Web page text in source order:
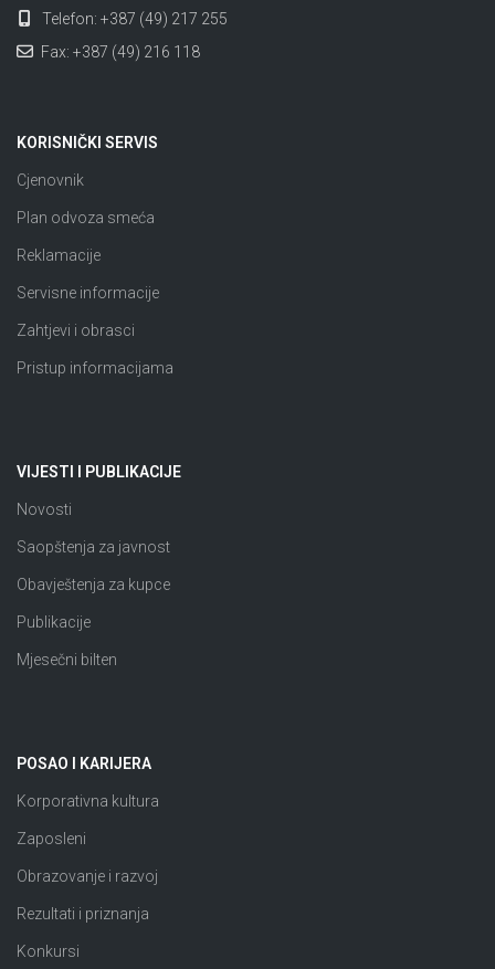
Telefon: +387 (49) 217 255
Fax: +387 (49) 216 118
KORISNIČKI SERVIS
Cjenovnik
Plan odvoza smeća
Reklamacije
Servisne informacije
Zahtjevi i obrasci
Pristup informacijama
VIJESTI I PUBLIKACIJE
Novosti
Saopštenja za javnost
Obavještenja za kupce
Publikacije
Mjesečni bilten
POSAO I KARIJERA
Korporativna kultura
Zaposleni
Obrazovanje i razvoj
Rezultati i priznanja
Konkursi